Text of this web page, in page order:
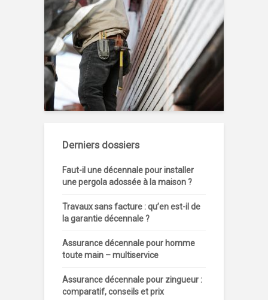
Derniers dossiers
Faut-il une décennale pour installer
une pergola adossée à la maison ?
Travaux sans facture : qu’en est-il de
la garantie décennale ?
Assurance décennale pour homme
toute main – multiservice
Assurance décennale pour zingueur :
comparatif, conseils et prix